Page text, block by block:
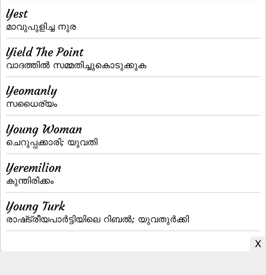
Yest
മാവുപുളിച്ച നുര
Yield The Point
വാദത്തില്‍ സമ്മതിച്ചുകൊടുക്കുക
Yeomanly
സധൈര്യം
Young Woman
ചെറുപ്പക്കാരി; യുവതി
Yeremilion
കുന്തിരിക്കം
Young Turk
രാഷ്‌ട്രീയപാര്‍ട്ടിയിലെ റിബല്‍; യുവതുര്‍ക്കി